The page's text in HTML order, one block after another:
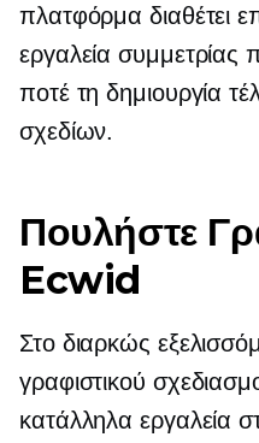
πλατφόρμα διαθέτει
εργαλεία συμμετρίας
ποτέ τη δημιουργία
σχεδίων.
Πουλήστε
Ecwid
Στο διαρκώς
γραφιστικού
κατάλληλα εργαλεία